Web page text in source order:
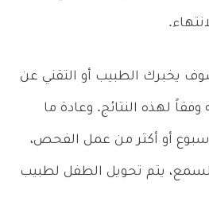
يخبرك الطبيب أو التقني عن
لهذه النتائج. وعادة ما
أسبوع أو أكثر من عمل الفحص،
يتم تحويل الطفل لطبيب